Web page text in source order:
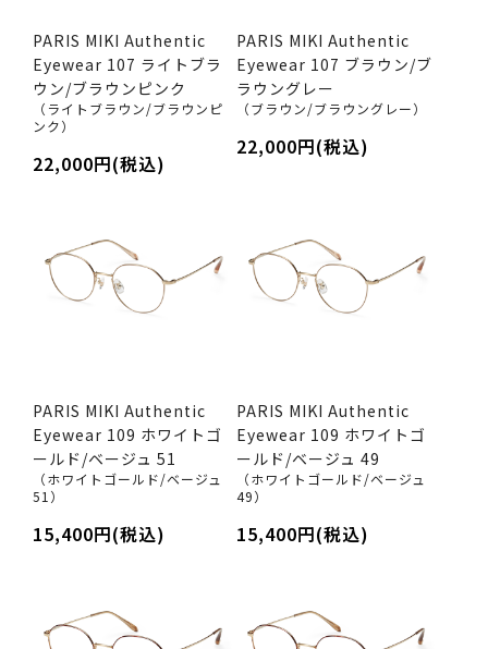
PARIS MIKI Authentic
Eyewear 107 ライトブラ
ウン/ブラウンピンク
（ライトブラウン/ブラウンピ
ンク）
22,000円(税込)
PARIS MIKI Authentic
Eyewear 107 ブラウン/ブ
ラウングレー
（ブラウン/ブラウングレー）
22,000円(税込)
PARIS MIKI Authentic
Eyewear 109 ホワイトゴ
ールド/ベージュ 51
（ホワイトゴールド/ベージュ
51）
15,400円(税込)
PARIS MIKI Authentic
Eyewear 109 ホワイトゴ
ールド/ベージュ 49
（ホワイトゴールド/ベージュ
49）
15,400円(税込)